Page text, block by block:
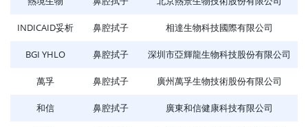
INDICAID妥析 鼻腔拭子 相達生物科技國際有限公司
BGI YHLO 鼻腔拭子 深圳市亞輝龍生物科技股份有限公司
萬孚 鼻腔拭子 廣州萬孚生物技術股份有限公司
和信 鼻腔拭子 廣東和信健康科技有限公司